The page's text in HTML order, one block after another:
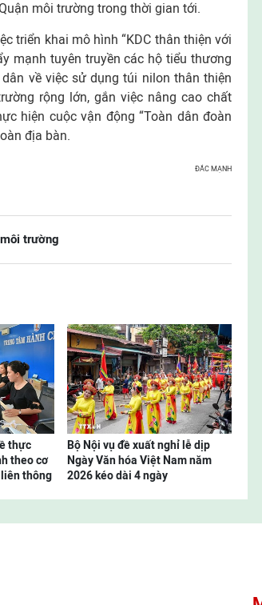
môi trường trong thời gian tới.
triển khai mô hình “KDC thân thiện với
mạnh tuyên truyền các hộ tiểu thương
về việc sử dụng túi nilon thân thiện
rộng lớn, gắn việc nâng cao chất
hiện cuộc vận động “Toàn dân đoàn
địa bàn.
ĐẮC MẠNH
trường
thực
theo cơ
thông
Bộ Nội vụ đề xuất nghỉ lễ dịp
Ngày Văn hóa Việt Nam năm
2026 kéo dài 4 ngày